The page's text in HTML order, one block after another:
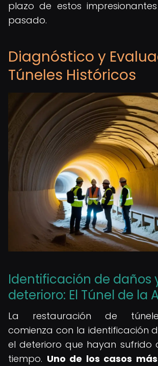
plazo de estos
pasado.
Diagnóstico y
Túneles Históricos
Identificación de daños
deterioro: El Túnel de la
La restauración de
comienza con la identificación
el deterioro que hayan sufrido
tiempo. Uno de los casos